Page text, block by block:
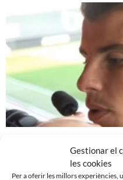
Gestionar el
les cookies
Per a oferir les millors experiències,
REACCIONS DESPRÉS
VALENCIA MESTALLA
21 de desembre de 2015